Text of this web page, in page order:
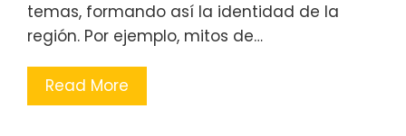
temas, formando así la identidad de la
región. Por ejemplo, mitos de…
Read More